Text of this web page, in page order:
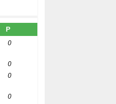
P
0
0
0
0